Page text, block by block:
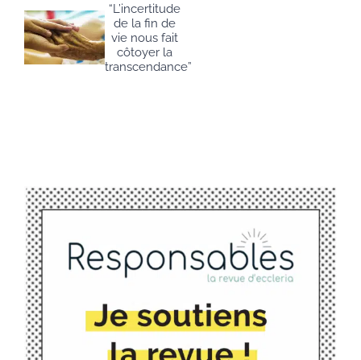
“L’incertitude
de la fin de
vie nous fait
côtoyer la
transcendance”